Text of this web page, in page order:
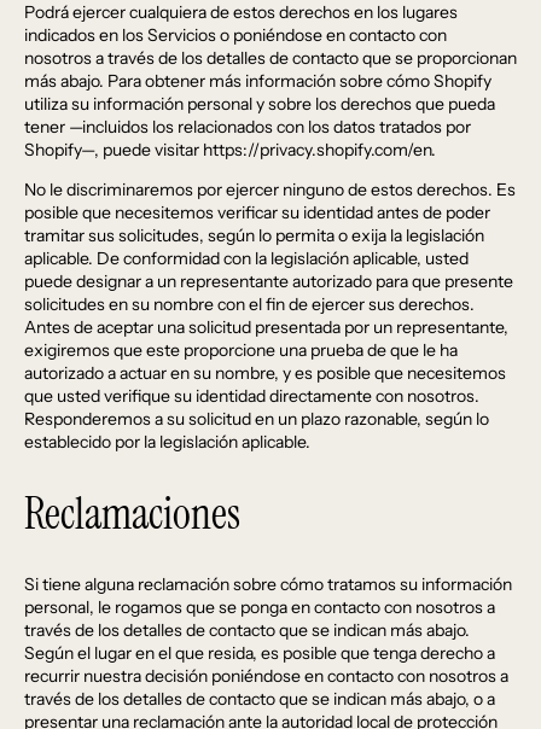
Podrá ejercer cualquiera de estos derechos en los lugares
indicados en los Servicios o poniéndose en contacto con
nosotros a través de los detalles de contacto que se proporcionan
más abajo. Para obtener más información sobre cómo Shopify
utiliza su información personal y sobre los derechos que pueda
tener —incluidos los relacionados con los datos tratados por
Shopify—, puede visitar https://privacy.shopify.com/en.
No le discriminaremos por ejercer ninguno de estos derechos. Es
posible que necesitemos verificar su identidad antes de poder
tramitar sus solicitudes, según lo permita o exija la legislación
aplicable. De conformidad con la legislación aplicable, usted
puede designar a un representante autorizado para que presente
solicitudes en su nombre con el fin de ejercer sus derechos.
Antes de aceptar una solicitud presentada por un representante,
exigiremos que este proporcione una prueba de que le ha
autorizado a actuar en su nombre, y es posible que necesitemos
que usted verifique su identidad directamente con nosotros.
Responderemos a su solicitud en un plazo razonable, según lo
establecido por la legislación aplicable.
Reclamaciones
Si tiene alguna reclamación sobre cómo tratamos su información
personal, le rogamos que se ponga en contacto con nosotros a
través de los detalles de contacto que se indican más abajo.
Según el lugar en el que resida, es posible que tenga derecho a
recurrir nuestra decisión poniéndose en contacto con nosotros a
través de los detalles de contacto que se indican más abajo, o a
presentar una reclamación ante la autoridad local de protección